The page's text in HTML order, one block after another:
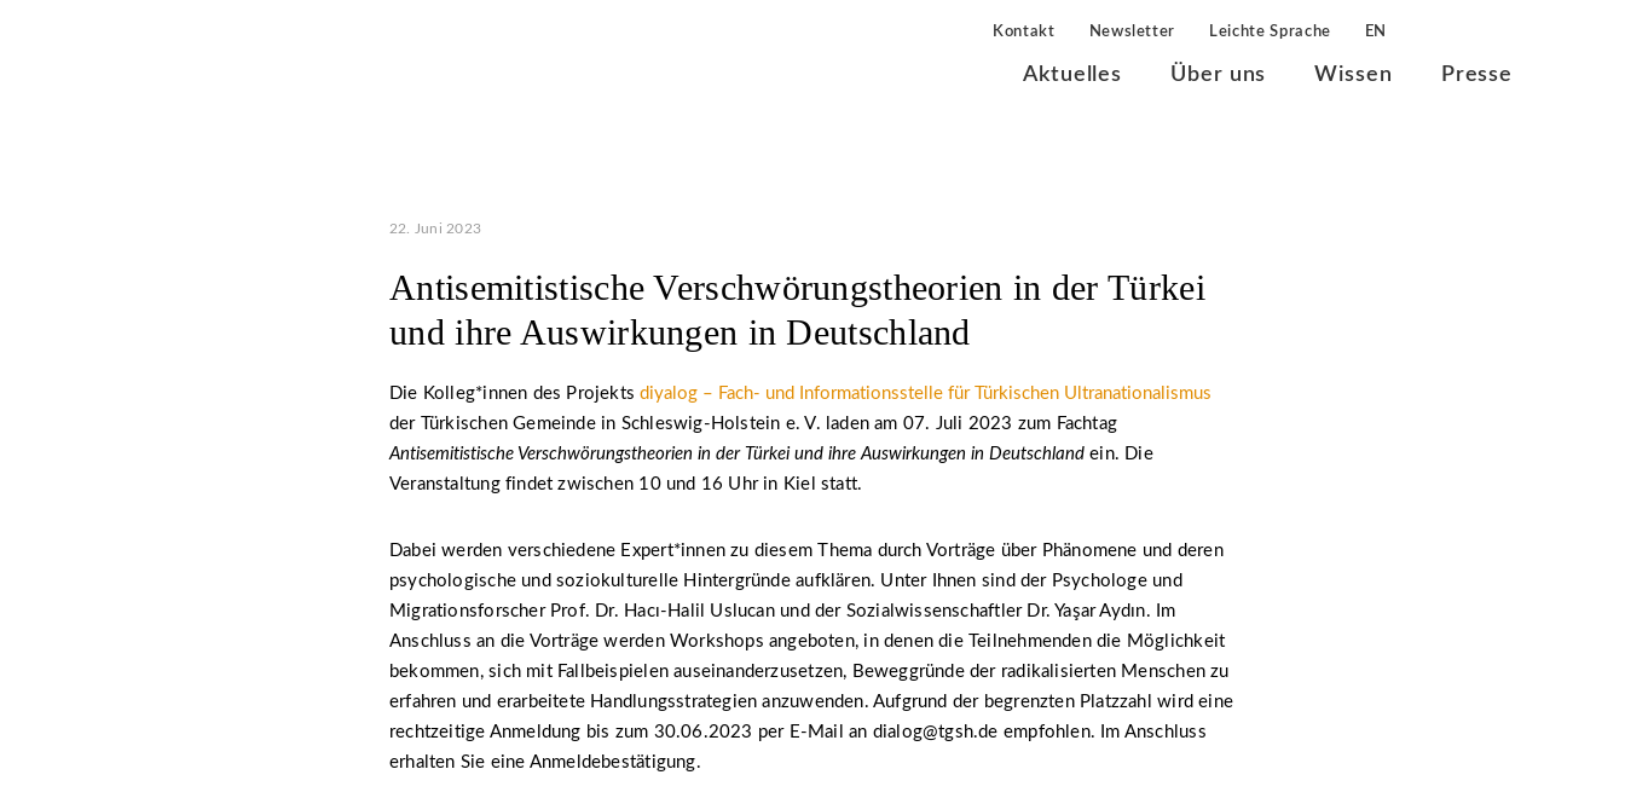
Kontakt Newsletter Leichte Sprache EN
Aktuelles Über uns Wissen Presse
22. Juni 2023
Antisemitistische Verschwörungstheorien in der Türkei
und ihre Auswirkungen in Deutschland
Die Kolleg*innen des Projektsdiyalog – Fach- und Informationsstelle für Türkischen Ultranationalismus
der Türkischen Gemeinde in Schleswig-Holstein e. V. laden am 07. Juli 2023 zum Fachtag
Antisemitistische Verschwörungstheorien in der Türkei und ihre Auswirkungen in Deutschland ein. Die
Veranstaltung findet zwischen 10 und 16 Uhr in Kiel statt.
Dabei werden verschiedene Expert*innen zu diesem Thema durch Vorträge über Phänomene und deren
psychologische und soziokulturelle Hintergründe aufklären. Unter Ihnen sind der Psychologe und
Migrationsforscher Prof. Dr. Hacı-Halil Uslucan und der Sozialwissenschaftler Dr. Yaşar Aydın. Im
Anschluss an die Vorträge werden Workshops angeboten, in denen die Teilnehmenden die Möglichkeit
bekommen, sich mit Fallbeispielen auseinanderzusetzen, Beweggründe der radikalisierten Menschen zu
erfahren und erarbeitete Handlungsstrategien anzuwenden. Aufgrund der begrenzten Platzzahl wird eine
rechtzeitige Anmeldung bis zum 30.06.2023 per E-Mail an dialog@tgsh.de empfohlen. Im Anschluss
erhalten Sie eine Anmeldebestätigung.